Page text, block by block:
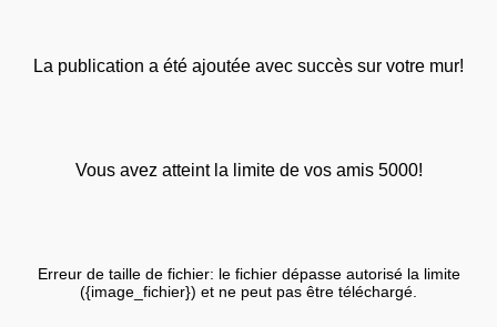
La publication a été ajoutée avec succès sur votre mur!
Vous avez atteint la limite de vos amis 5000!
Erreur de taille de fichier: le fichier dépasse autorisé la limite
({image_fichier}) et ne peut pas être téléchargé.